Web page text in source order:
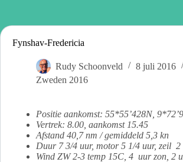
Fynshav-Fredericia
Rudy Schoonveld
8 juli 2016
Zweden 2016
Positie aankomst: 55*55’428N,
Vertrek: 8.00, aankomst 15.45
Afstand 40,7 nm / gemiddeld 5,3 kn
Duur 7 3/4 uur, motor 5 1/4 uur, zeil 2
Wind ZW 2-3 temp 15C, 4 uur zon, 2